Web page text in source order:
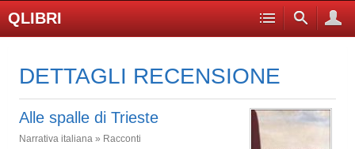
QLIBRI
DETTAGLI RECENSIONE
Alle spalle di Trieste
Narrativa italiana » Racconti